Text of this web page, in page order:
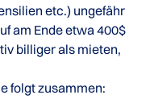
etc.) ungefähr
am Ende etwa 400$
billiger als mieten,
folgt zusammen: